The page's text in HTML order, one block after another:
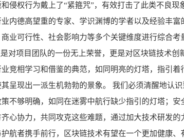
侵权行为戴上了“紧箍咒”，有效打击了此类不良
内德高望重的专家、学识渊博的学者以及经验丰
业可行性、社会影响力等多个关键维度进行综合
对项目团队的一份无上荣誉，更是对区块链技术
竞相学习和借鉴的典范，如同明亮的灯塔，指引
呈现出一派生机勃勃的景象。 我们必须清醒地认
不够明确，如同在迷雾中航行缺少指引的灯塔；
心协力，共同攻克这些难题，通过加大技术研发
航者携手前行，区块链技术有望在一个更加健康